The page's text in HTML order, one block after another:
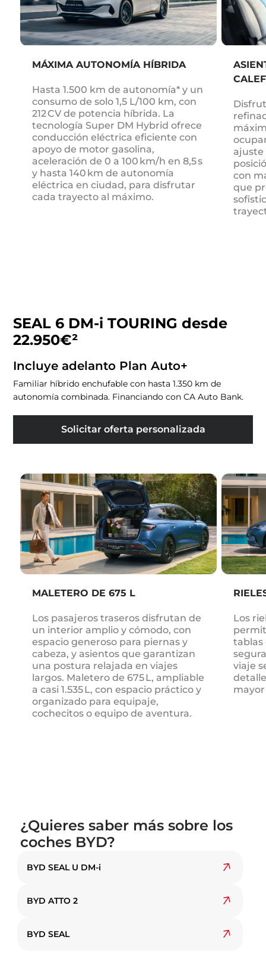
MÁXIMA AUTONOMÍA HÍBRIDA
Hasta 1.500 km de autonomía* y un
consumo de solo 1,5 L/100 km, con
212 CV de potencia híbrida. La
tecnología Super DM Hybrid ofrece
conducción eléctrica eficiente con
apoyo de motor gasolina,
aceleración de 0 a 100 km/h en 8,5 s
y hasta 140 km de autonomía
eléctrica en ciudad, para disfrutar
cada trayecto al máximo.
ajuste
con
que
SEAL 6 DM-i TOURING desde
22.950€²
Incluye adelanto Plan Auto+
Familiar híbrido enchufable con hasta 1.350 km de
autonomía combinada. Financiando con CA Auto Bank.
Solicitar oferta personalizada
MALETERO DE 675 L
Los pasajeros traseros disfrutan de
un interior amplio y cómodo, con
espacio generoso para piernas y
cabeza, y asientos que garantizan
una postura relajada en viajes
largos. Maletero de 675 L, ampliable
a casi 1.535 L, con espacio práctico y
organizado para equipaje,
cochecitos o equipo de aventura.
Los
tablas
viaje
¿Quieres saber más sobre los
coches BYD?
BYD SEAL U DM-i
BYD ATTO 2
BYD SEAL